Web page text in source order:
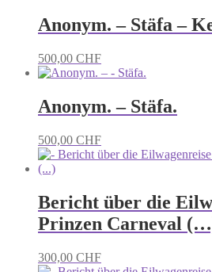
Anonym. – Stäfa –
500,00 CHF
Anonym. – Stäfa.
500,00 CHF
Bericht über die
Prinzen Carneval
300,00 CHF